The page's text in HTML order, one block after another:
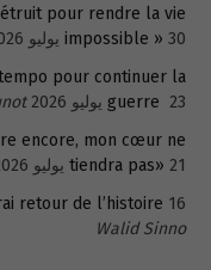
pour rendre la vie
impossible » 30 يوليو 2026
pour continuer la
guerre 23 يوليو 2026
encore, mon cœur ne
tiendra pas» 21 يوليو 2026
retour de l’histoire 16 يوليو 2026
Walid Sinno